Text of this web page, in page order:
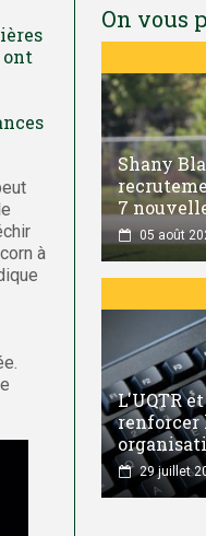
ont
à
On vous
Shany
7
05 août
L'UQTR
renforcer
29 juillet